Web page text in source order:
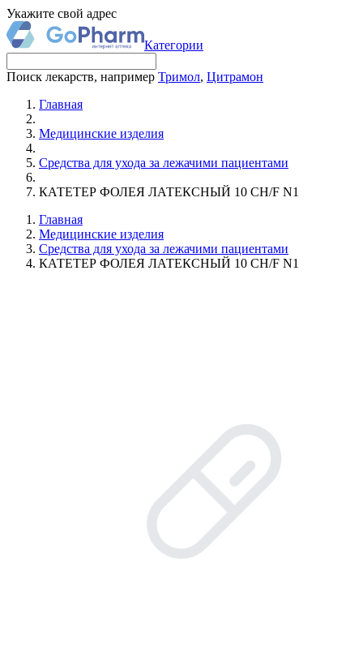
Укажите свой адрес
Категории
Поиск лекарств, например Тримол, Цитрамон
Главная
Медицинские изделия
Средства для ухода за лежачими пациентами
КАТЕТЕР ФОЛЕЯ ЛАТЕКСНЫЙ 10 CH/F N1
Главная
Медицинские изделия
Средства для ухода за лежачими пациентами
КАТЕТЕР ФОЛЕЯ ЛАТЕКСНЫЙ 10 CH/F N1